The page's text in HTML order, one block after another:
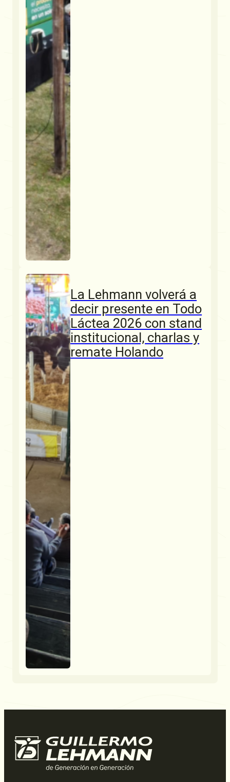
La Lehmann volverá a
decir presente en Todo
Láctea 2026 con stand
institucional, charlas y
remate Holando